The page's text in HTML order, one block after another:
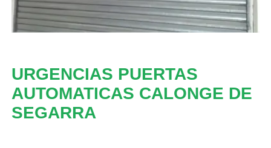
URGENCIAS PUERTAS
AUTOMATICAS CALONGE DE
SEGARRA